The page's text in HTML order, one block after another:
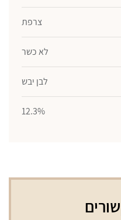
צרפת
לא כשר
לבן יבש
12.3%